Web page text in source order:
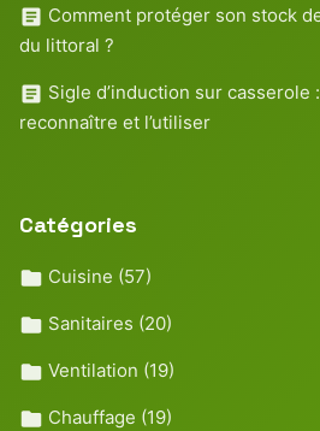
Comment protéger son stock
du littoral ?
Sigle d’induction sur casserole
reconnaître et l’utiliser
Catégories
Cuisine (57)
Sanitaires (20)
Ventilation (19)
Chauffage (19)